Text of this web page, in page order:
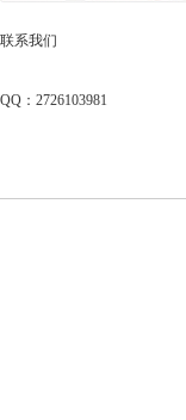
联系我们
QQ：2726103981